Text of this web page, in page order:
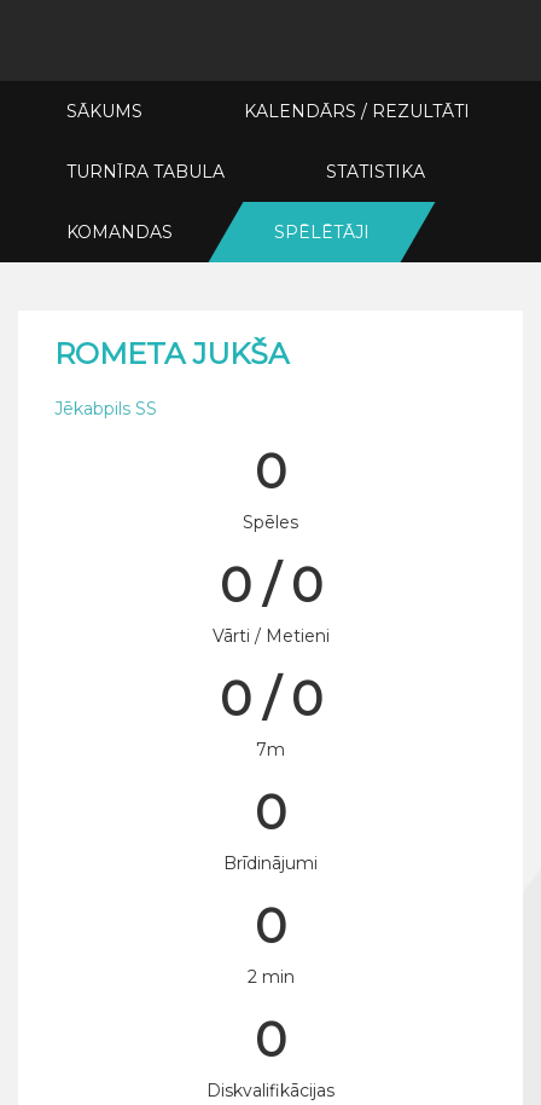
SĀKUMS KALENDĀRS / REZULTĀTI
TURNĪRA TABULA STATISTIKA
KOMANDAS SPĒLĒTĀJI
ROMETA JUKŠA
Jēkabpils SS
0
Spēles
0 / 0
Vārti / Metieni
0 / 0
7m
0
Brīdinājumi
0
2 min
0
Diskvalifikācijas